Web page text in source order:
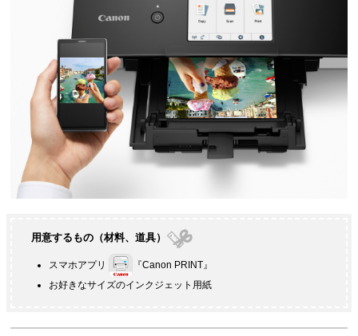
用意するもの（材料、道具）
スマホアプリ 『Canon PRINT 』
お好きなサイズのインクジェット用紙